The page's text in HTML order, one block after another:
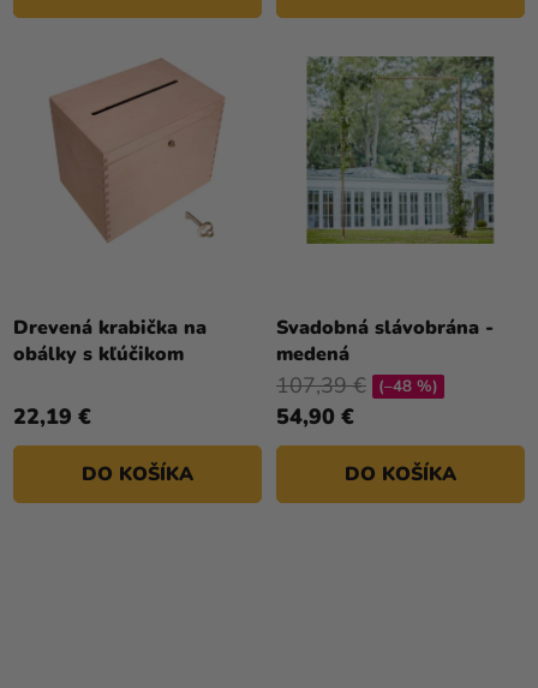
Drevená krabička na
obálky s kľúčikom
22,19 €
DO KOŠÍKA
Svadobná slávobrána -
medená
54,90 €
107,39 € (–48 %)
DO KOŠÍKA